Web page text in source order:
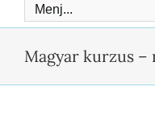
Menj...
Magyar kurzus –